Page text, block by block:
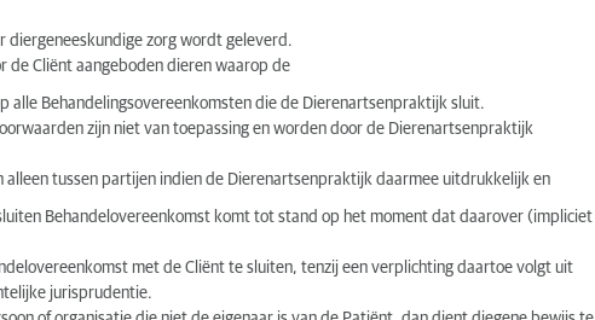
diergeneeskundige zorg wordt geleverd.
de Cliënt aangeboden dieren waarop de
alle Behandelingsovereenkomsten die de Dierenartsenpraktijk sluit.
zijn niet van toepassing en worden door de Dierenartsenpraktijk
tussen partijen indien de Dierenartsenpraktijk daarmee uitdrukkelijk en
Behandelovereenkomst komt tot stand op het moment dat daarover (impliciet
met de Cliënt te sluiten, tenzij een verplichting daartoe volgt uit
jurisprudentie.